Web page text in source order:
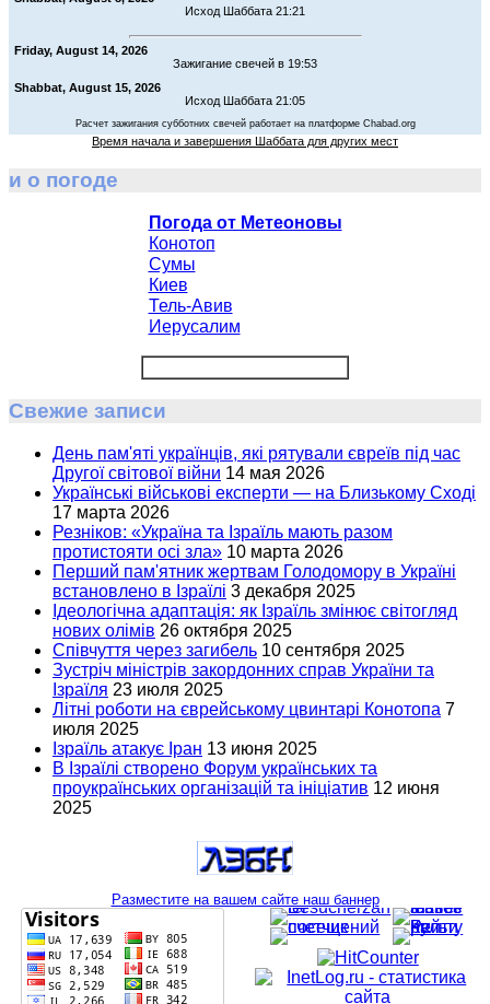
Исход Шаббата 21:21
Friday, August 14, 2026
Зажигание свечей в 19:53
Shabbat, August 15, 2026
Исход Шаббата 21:05
Расчет зажигания субботних свечей работает на платформе Chabad.org
Время начала и завершения Шаббата для других мест
и о погоде
Погода от Метеоновы
Конотоп
Сумы
Киев
Тель-Авив
Иерусалим
Свежие записи
День пам'яті українців, які рятували євреїв під час
Другої світової війни 14 мая 2026
Українські військові експерти — на Близькому Сході
17 марта 2026
Резніков: «Україна та Ізраїль мають разом
протистояти осі зла» 10 марта 2026
Перший пам'ятник жертвам Голодомору в Україні
встановлено в Ізраїлі 3 декабря 2025
Ідеологічна адаптація: як Ізраїль змінює світогляд
нових олімів 26 октября 2025
Співчуття через загибель 10 сентября 2025
Зустріч міністрів закордонних справ України та
Ізраїля 23 июля 2025
Літні роботи на єврейському цвинтарі Конотопа 7
июля 2025
Ізраїль атакує Іран 13 июня 2025
В Ізраїлі створено Форум українських та
проукраїнських організацій та ініціатив 12 июня
2025
Разместите на вашем сайте наш баннер